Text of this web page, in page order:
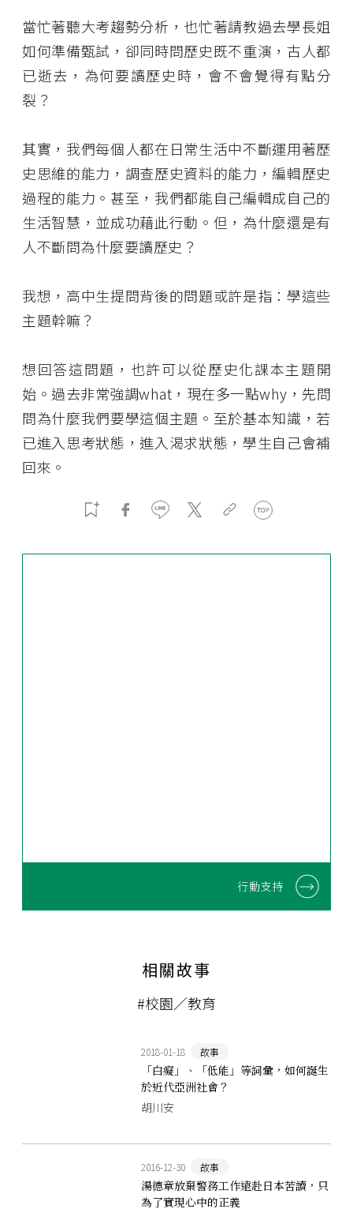
當忙著聽大考趨勢分析，也忙著請教過去學長姐
如何準備甄試，卻同時問歷史既不重演，古人都
已逝去，為何要讀歷史時，會不會覺得有點分
裂？
其實，我們每個人都在日常生活中不斷運用著歷
史思維的能力，調查歷史資料的能力，編輯歷史
過程的能力。甚至，我們都能自己編輯成自己的
生活智慧，並成功藉此行動。但，為什麼還是有
人不斷問為什麼要讀歷史？
我想，高中生提問背後的問題或許是指：學這些
主題幹嘛？
想回答這問題，也許可以從歷史化課本主題開
始。過去非常強調what，現在多一點why，先問
問為什麼我們要學這個主題。至於基本知識，若
已進入思考狀態，進入渴求狀態，學生自己會補
回來。
行動支持
相關故事
#校園／教育
2018-01-18 故事
「白癡」、「低能」等詞彙，如何誕生
於近代亞洲社會？
胡川安
2016-12-30 故事
湯德章放棄警務工作遠赴日本苦讀，只
為了實現心中的正義